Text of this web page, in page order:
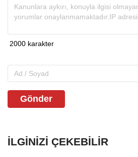
Gönder
İLGINIZI ÇEKEBILIR